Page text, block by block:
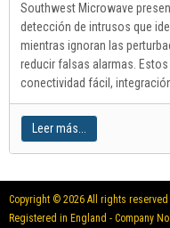
Southwest Microwave
detección de intrusos que
mientras ignoran las
reducir falsas alarmas.
conectividad fácil,
Leer más...
Copyright © 2026 All rights reserved
Registered in England - Company